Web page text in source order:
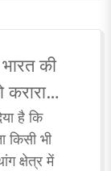
की
है कि
किसी भी
क्षेत्र में